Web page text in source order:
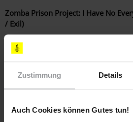
Zustimmung Details
Auch Cookies können Gutes tun!
Zomba Prison Project: I Have No
/ Exil)
Weitere Informationen